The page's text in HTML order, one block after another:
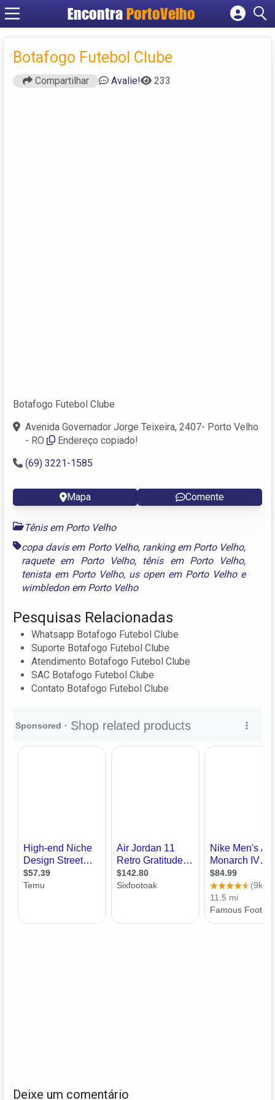
EncontraPortoVelho
Cadastrar empresa
Criar conta
Botafogo Futebol Clube
Compartilhar Avalie! 233
Botafogo Futebol Clube
Avenida Governador Jorge Teixeira, 2407- Porto Velho
- RO
Endereço copiado!
(69) 3221-1585
Mapa Comente
Tênis em Porto Velho
copa davis em Porto Velho, ranking em Porto Velho,
raquete em Porto Velho, tênis em Porto Velho,
tenista em Porto Velho, us open em Porto Velhoe
wimbledon em Porto Velho
Pesquisas Relacionadas
Whatsapp Botafogo Futebol Clube
Suporte Botafogo Futebol Clube
Atendimento Botafogo Futebol Clube
SAC Botafogo Futebol Clube
Contato Botafogo Futebol Clube
Deixe um comentário